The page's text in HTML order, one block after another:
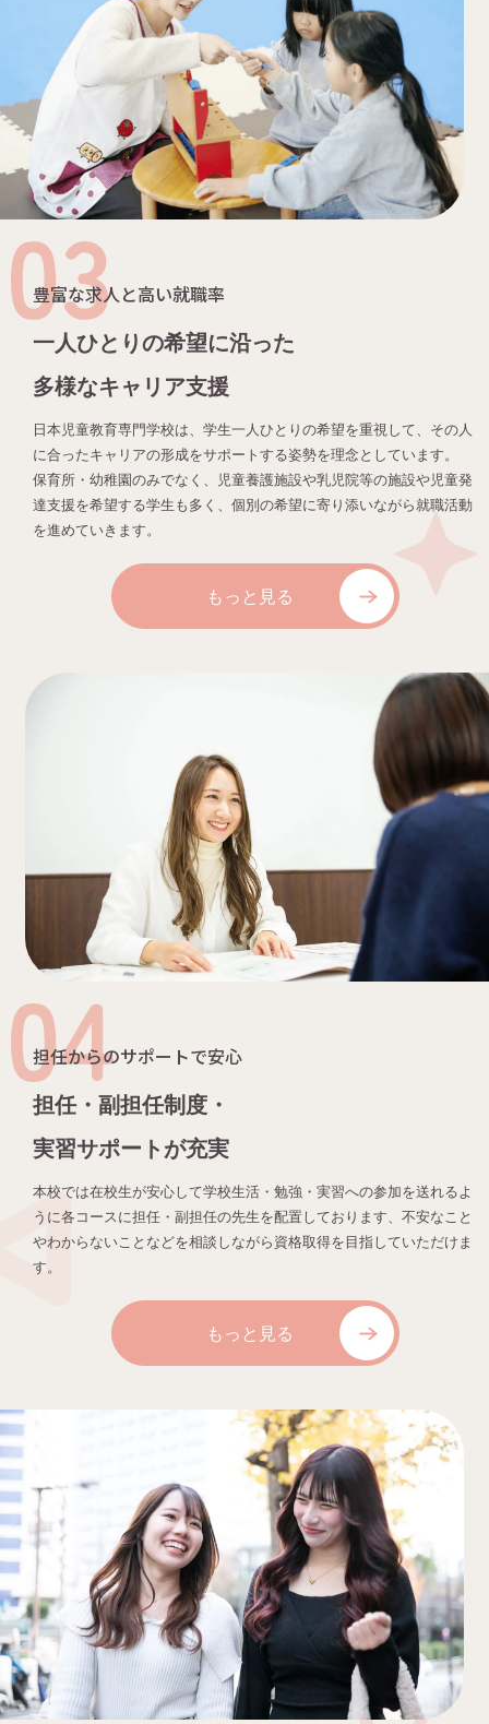
豊富な求人と高い就職率
一人ひとりの希望に沿った
多様なキャリア支援
日本児童教育専門学校は、学生一人ひとりの希望を重視して、その人
に合ったキャリアの形成をサポートする姿勢を理念としています。
保育所・幼稚園のみでなく、児童養護施設や乳児院等の施設や児童発
達支援を希望する学生も多く、個別の希望に寄り添いながら就職活動
を進めていきます。
もっと見る
担任からのサポートで安心
担任・副担任制度・
実習サポートが充実
本校では在校生が安心して学校生活・勉強・実習への参加を送れるよ
うに各コースに担任・副担任の先生を配置しております、不安なこと
やわからないことなどを相談しながら資格取得を目指していただけま
す。
もっと見る